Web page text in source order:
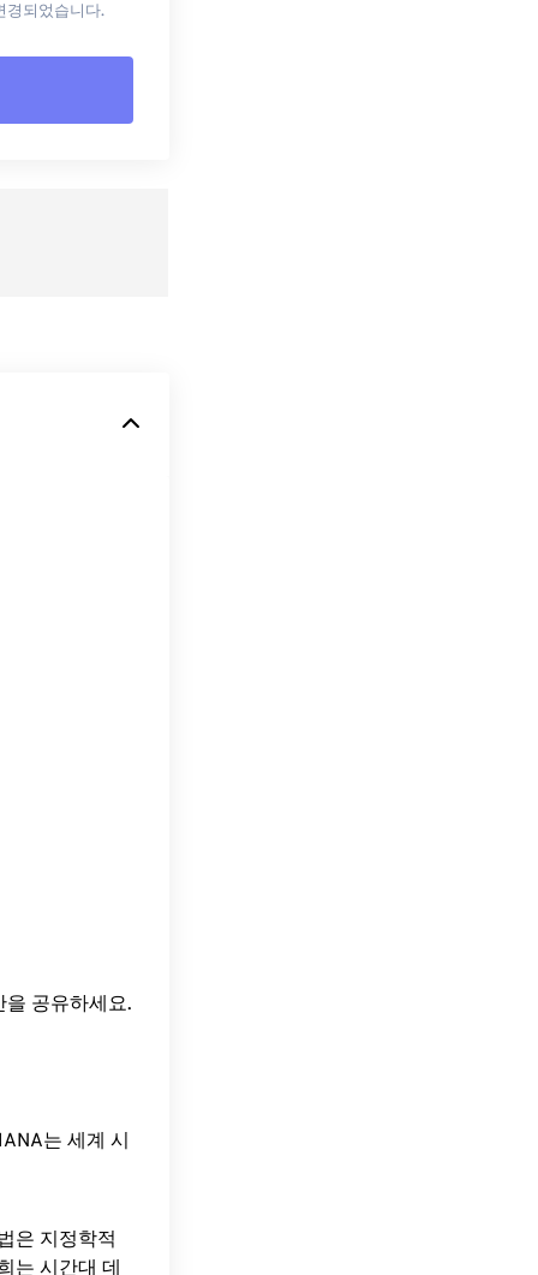
경되었습니다.
을 공유하세요.
는 세계 시
은 지정학적
는 시간대 데